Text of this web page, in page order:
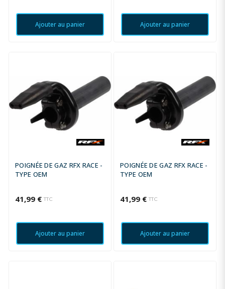
Ajouter au panier Ajouter au panier
POIGNÉE DE GAZ RFX RACE -
TYPE OEM
41,99 € TTC
Ajouter au panier
POIGNÉE DE GAZ RFX RACE -
TYPE OEM
41,99 € TTC
Ajouter au panier